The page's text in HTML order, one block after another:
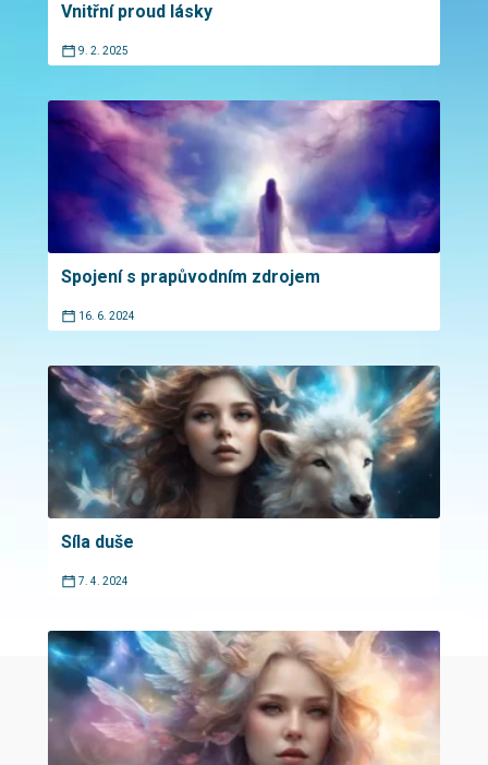
Vnitřní proud lásky
9. 2. 2025
Spojení s prapůvodním zdrojem
16. 6. 2024
Síla duše
7. 4. 2024